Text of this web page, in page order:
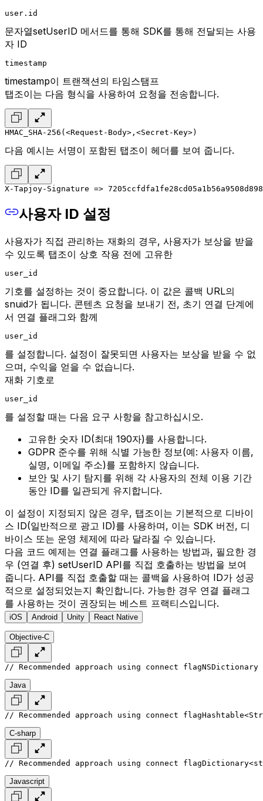
user.id
문자열setUserID 메서드를 통해 SDK를 통해 전달되는 사용
자 ID
timestamp
timestamp이 트랜잭션의 타임스탬프
탭조이는 다음 형식을 사용하여 요청을 전송합니다.
HMAC_SHA-256(<Request-Body>,<Secret-Key>)
다음 예시는 서명이 포함된 탭조이 헤더를 보여 줍니다.
X-Tapjoy-Signature =>
사용자 ID 설정
사용자가 직접 관리하는 재화의 경우, 사용자가 보상을 받을
수 있도록 탭조이 상호 작용 전에 고유한
user_id
기호를 설정하는 것이 중요합니다. 이 값은 콜백 URL의
snuid가 됩니다. 콘텐츠 요청을 보내기 전, 초기 연결 단계에
서 연결 플래그와 함께
user_id
를 설정합니다. 설정이 잘못되면 사용자는 보상을 받을 수 없
으며, 수익을 얻을 수 없습니다.
재화 기호로
user_id
를 설정할 때는 다음 요구 사항을 참고하십시오.
고유한 숫자 ID(최대 190자)를 사용합니다.
GDPR 준수를 위해 식별 가능한 정보(예: 사용자 이름,
실명, 이메일 주소)를 포함하지 않습니다.
보안 및 사기 탐지를 위해 각 사용자의 전체 이용 기간
동안 ID를 일관되게 유지합니다.
이 설정이 지정되지 않은 경우, 탭조이는 기본적으로 디바이
스 ID(일반적으로 광고 ID)를 사용하며, 이는 SDK 버전, 디
바이스 또는 운영 체제에 따라 달라질 수 있습니다.
다음 코드 예제는 연결 플래그를 사용하는 방법과, 필요한 경
우 (연결 후) setUserID API를 직접 호출하는 방법을 보여
줍니다. API를 직접 호출할 때는 콜백을 사용하여 ID가 성공
적으로 설정되었는지 확인합니다. 가능한 경우 연결 플래그
를 사용하는 것이 권장되는 베스트 프랙티스입니다.
iOS Android Unity React Native
Objective-C
// Recommended approach using connect flagNSDictionary
Java
// Recommended approach using connect flag
C-sharp
// Recommended approach using connect flag
Javascript